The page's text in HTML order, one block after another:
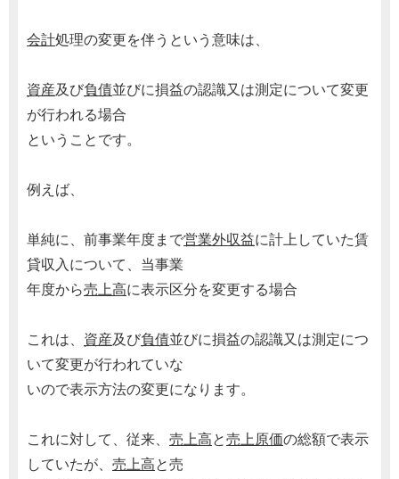
会計処理の変更を伴うという意味は、
資産及び負債並びに損益の認識又は測定について変更
が行われる場合
ということです。
例えば、
単純に、前事業年度まで営業外収益に計上していた賃
貸収入について、当事業
年度から売上高に表示区分を変更する場合
これは、 資産及び負債並びに損益の認識又は測定につ
いて変更が行われていな
いので表示方法の変更になります。
これに対して、従来、 売上高と売上原価の総額で表示
していたが、 売上高と売